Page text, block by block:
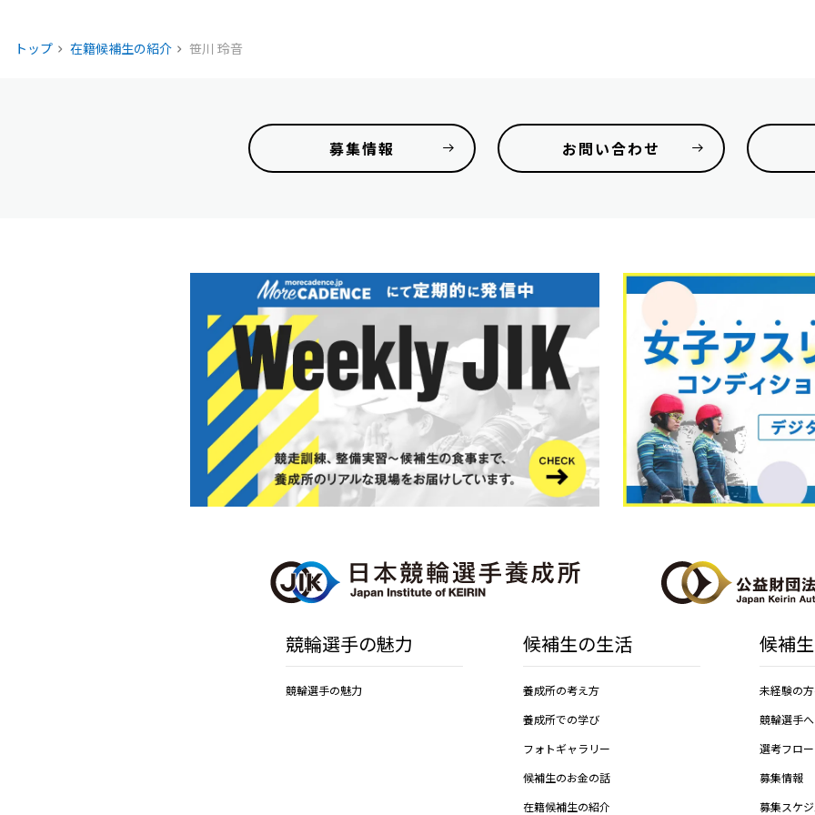
トップ 在籍候補生の紹介 笹川 玲音
募集情報 お問い合わせ
競輪選手の魅力
競輪選手の魅力
候補生の生活
養成所の考え方
養成所での学び
フォトギャラリー
候補生のお金の話
在籍候補生の紹介
候補
未経験の
競輪選手
選考フロー
募集情報
募集スケ